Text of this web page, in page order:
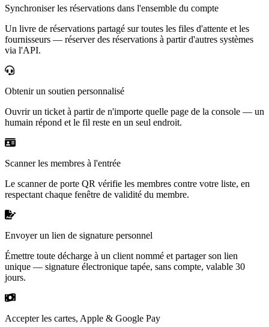
Synchroniser les réservations dans l'ensemble du compte
Un livre de réservations partagé sur toutes les files d'attente et les
fournisseurs — réserver des réservations à partir d'autres systèmes
via l'API.
Obtenir un soutien personnalisé
Ouvrir un ticket à partir de n'importe quelle page de la console — un
humain répond et le fil reste en un seul endroit.
Scanner les membres à l'entrée
Le scanner de porte QR vérifie les membres contre votre liste, en
respectant chaque fenêtre de validité du membre.
Envoyer un lien de signature personnel
Émettre toute décharge à un client nommé et partager son lien
unique — signature électronique tapée, sans compte, valable 30
jours.
Accepter les cartes, Apple & Google Pay